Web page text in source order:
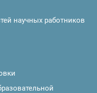
научных работников